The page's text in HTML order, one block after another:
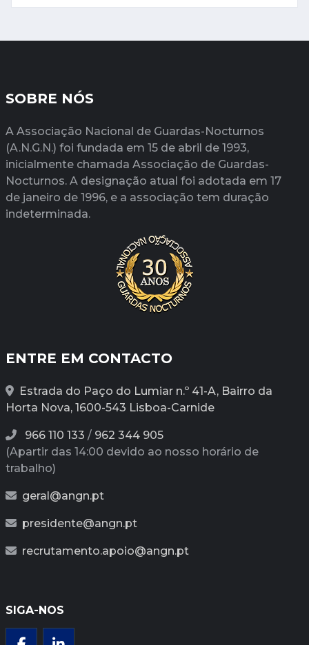
SOBRE NÓS
A Associação Nacional de Guardas-Nocturnos
(A.N.G.N.) foi fundada em 15 de abril de 1993,
inicialmente chamada Associação de Guardas-
Nocturnos. A designação atual foi adotada em 17
de janeiro de 1996, e a associação tem duração
indeterminada.
ENTRE EM CONTACTO
Estrada do Paço do Lumiar n.º 41-A, Bairro da
Horta Nova, 1600-543 Lisboa-Carnide
966 110 133 / 962 344 905
(Apartir das 14:00 devido ao nosso horário de
trabalho)
geral@angn.pt
presidente@angn.pt
recrutamento.apoio@angn.pt
SIGA-NOS